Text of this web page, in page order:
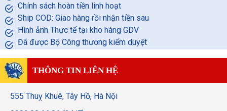
Chính sách hoàn tiền linh hoạt
Ship COD: Giao hàng rồi nhận tiền sau
Hình ảnh Thực tế tại kho hàng GDV
Đã được Bộ Công thương kiểm duyệt
THÔNG TIN LIÊN HỆ
555 Thuỵ Khuê, Tây Hồ, Hà Nội